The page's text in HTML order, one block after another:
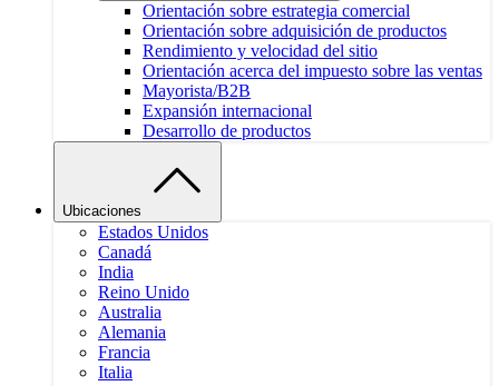
Orientación sobre estrategia comercial
Orientación sobre adquisición de productos
Rendimiento y velocidad del sitio
Orientación acerca del impuesto sobre las ventas
Mayorista/B2B
Expansión internacional
Desarrollo de productos
Ubicaciones
Estados Unidos
Canadá
India
Reino Unido
Australia
Alemania
Francia
Italia